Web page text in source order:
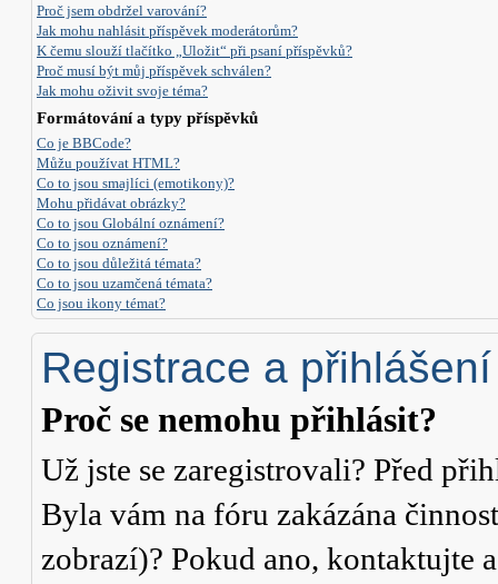
Proč jsem obdržel varování?
Jak mohu nahlásit příspěvek moderátorům?
K čemu slouží tlačítko „Uložit“ při psaní příspěvků?
Proč musí být můj příspěvek schválen?
Jak mohu oživit svoje téma?
Formátování a typy příspěvků
Co je BBCode?
Můžu používat HTML?
Co to jsou smajlíci (emotikony)?
Mohu přidávat obrázky?
Co to jsou Globální oznámení?
Co to jsou oznámení?
Co to jsou důležitá témata?
Co to jsou uzamčená témata?
Co jsou ikony témat?
Registrace a přihlášení
Proč se nemohu přihlásit?
Už jste se zaregistrovali? Před
Byla vám na fóru zakázána
zobrazí)? Pokud ano, kontaktujte